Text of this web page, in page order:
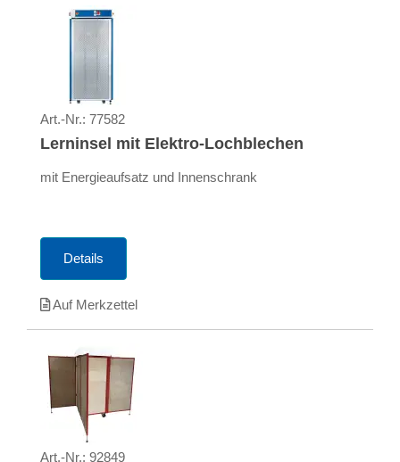
Art.-Nr.: 77582
Lerninsel mit Elektro-Lochblechen
mit Energieaufsatz und Innenschrank
Details
Auf Merkzettel
Art.-Nr.: 92849